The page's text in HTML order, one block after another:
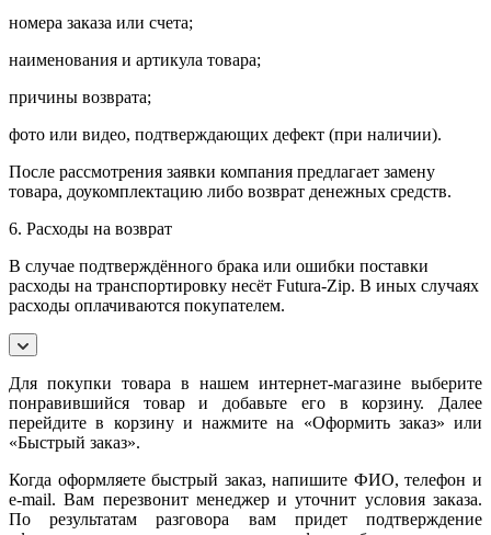
номера заказа или счета;
наименования и артикула товара;
причины возврата;
фото или видео, подтверждающих дефект (при наличии).
После рассмотрения заявки компания предлагает замену
товара, доукомплектацию либо возврат денежных средств.
6. Расходы на возврат
В случае подтверждённого брака или ошибки поставки
расходы на транспортировку несёт Futura-Zip. В иных случаях
расходы оплачиваются покупателем.
Для покупки товара в нашем интернет-магазине выберите
понравившийся товар и добавьте его в корзину. Далее
перейдите в корзину и нажмите на «Оформить заказ» или
«Быстрый заказ».
Когда оформляете быстрый заказ, напишите ФИО, телефон и
e-mail. Вам перезвонит менеджер и уточнит условия заказа.
По результатам разговора вам придет подтверждение